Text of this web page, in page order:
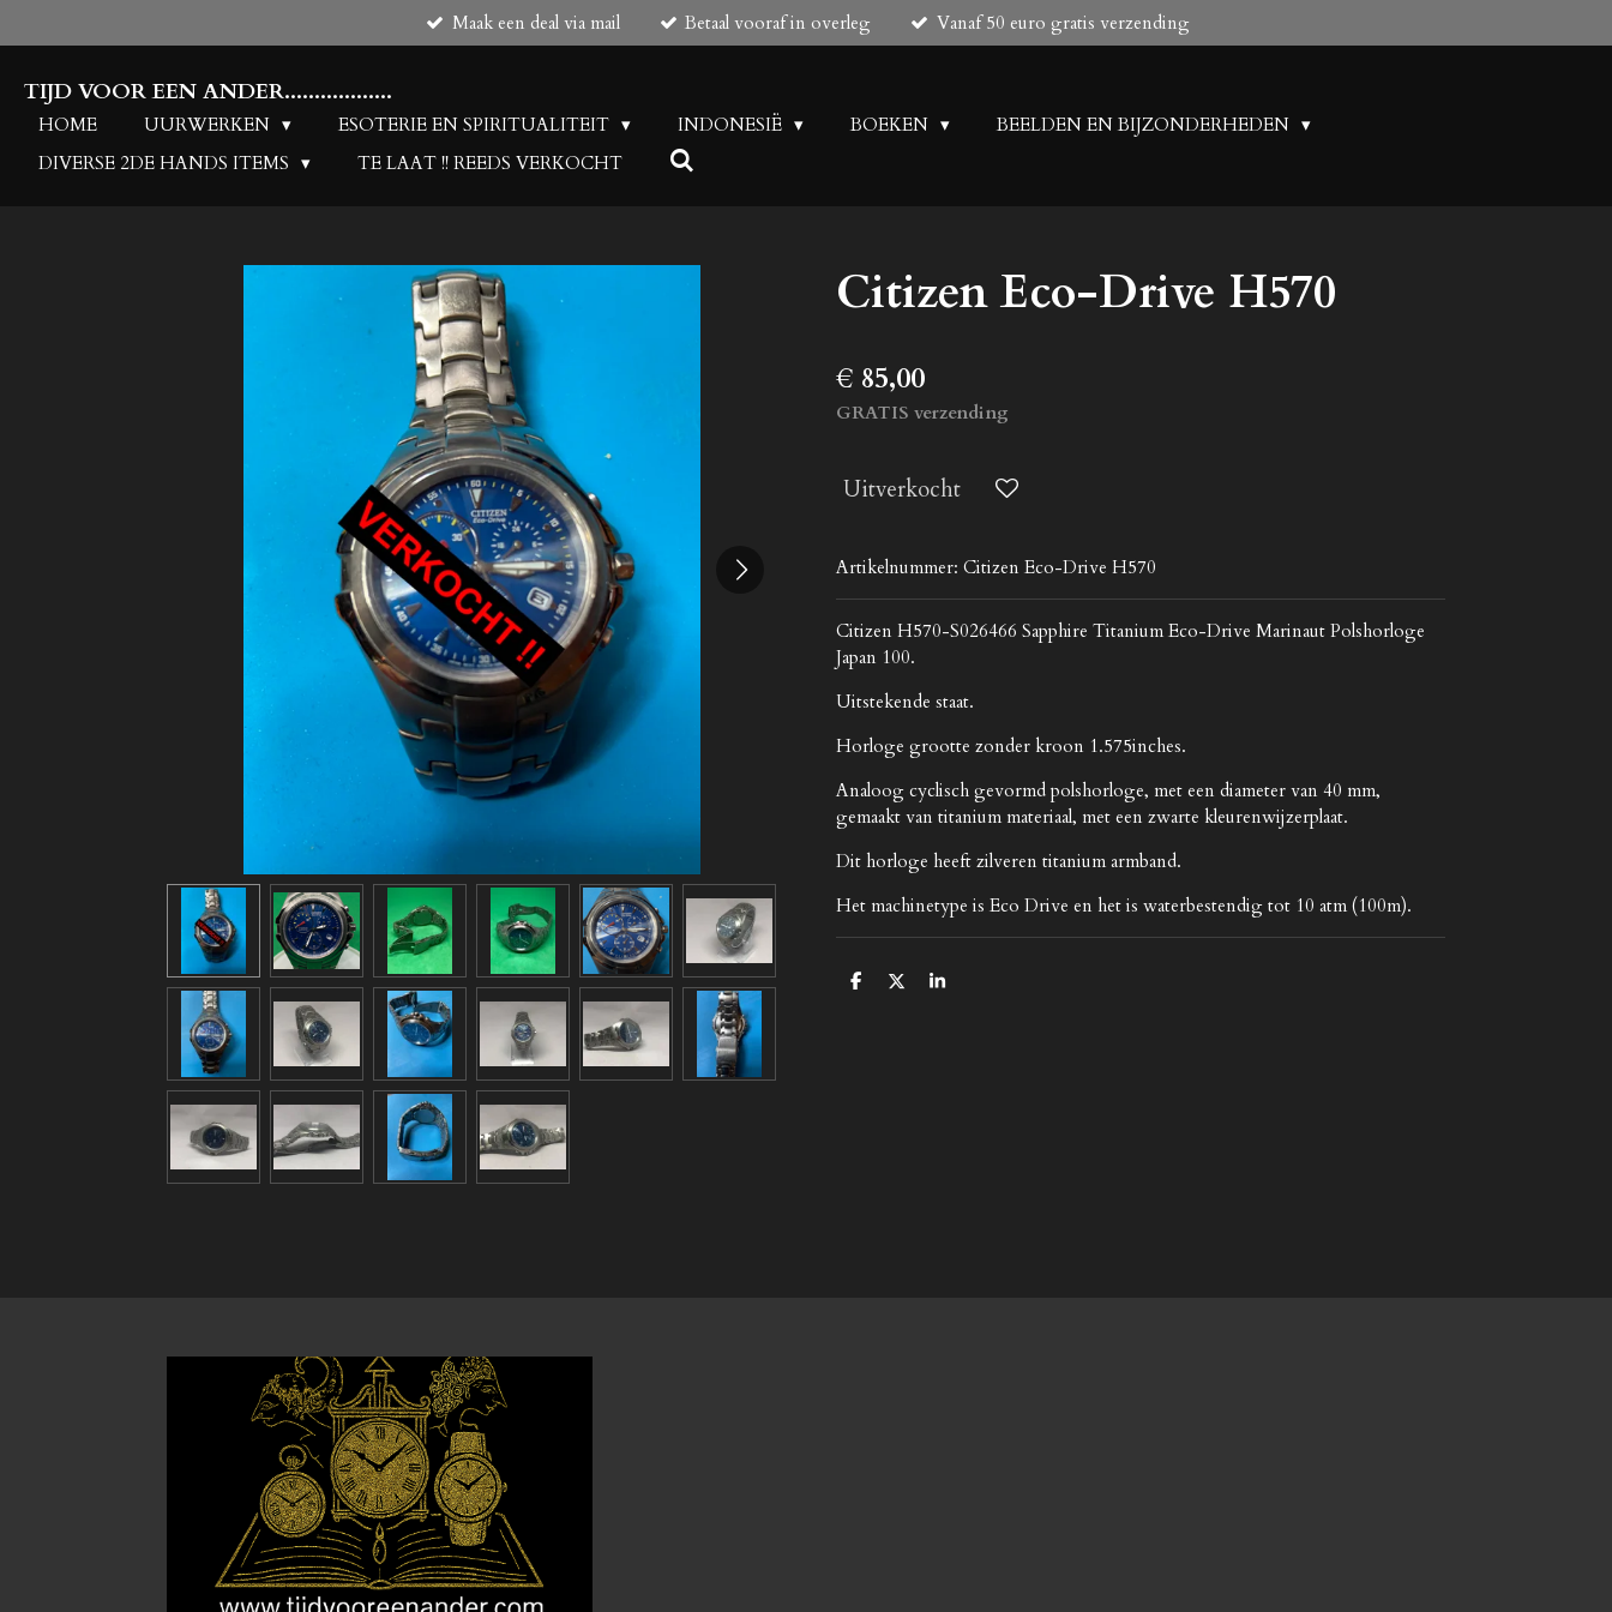
direct
de
hoofdinhoud
Maak een deal via mail Betaal vooraf in overleg Vanaf 50 euro gratis verzending
TIJD VOOR EEN ANDER..................
HOME UURWERKEN ESOTERIE EN SPIRITUALITEIT INDONESIË BOEKEN
BEELDEN EN BIJZONDERHEDEN
DIVERSE 2DE HANDS ITEMS
TE LAAT !! REEDS VERKOCHT
Citizen Eco-Drive H570
€ 85,00
GRATIS verzending
Uitverkocht
Artikelnummer: Citizen Eco-Drive H570
Citizen H570-S026466 Sapphire Titanium Eco-Drive Marinaut Polshorloge
Japan 100.
Uitstekende staat.
Horloge grootte zonder kroon 1.575inches.
Analoog cyclisch gevormd polshorloge, met een diameter van 40 mm,
gemaakt van titanium materiaal, met een zwarte kleurenwijzerplaat.
Dit horloge heeft zilveren titanium armband.
Het machinetype is Eco Drive en het is waterbestendig tot 10 atm (100m).
D
D
S